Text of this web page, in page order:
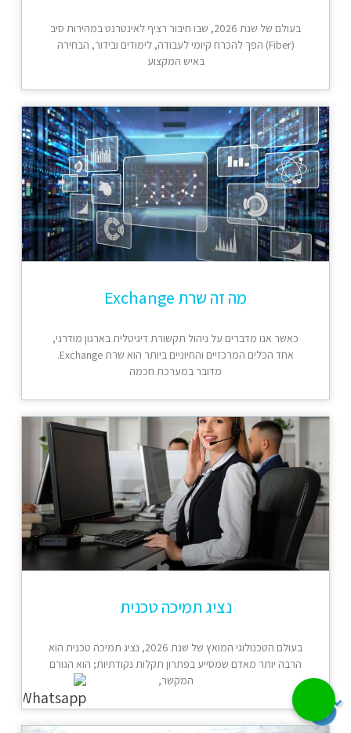
בעולם של שנת 2026, שבו חיבור רציף לאינטרנט במהירות סיב
(Fiber) הפך להכרח קיומי לעבודה, לימודים ובידור, הבחירה
באיש המקצוע
מה זה שרת Exchange
כאשר אנו מדברים על ניהול תקשורת דיגיטלית בארגון מודרני,
אחד הכלים המרכזיים והחיוניים ביותר הוא שרת Exchange.
מדובר במערכת חכמה
נציג תמיכה טכנית
בעולם הטכנולוגי המואץ של שנת 2026, נציג תמיכה טכנית הוא
הרבה יותר מאדם שמסייע בפתרון תקלות נקודתיות; הוא הגורם
המקשר,